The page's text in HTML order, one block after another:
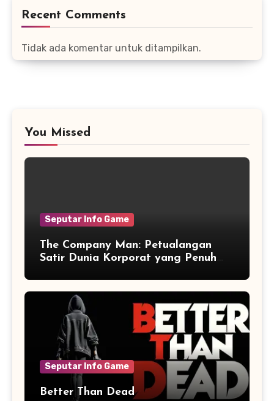
Recent Comments
Tidak ada komentar untuk ditampilkan.
You Missed
Seputar Info Game
The Company Man: Petualangan
Satir Dunia Korporat yang Penuh
Seputar Info Game
Better Than Dead